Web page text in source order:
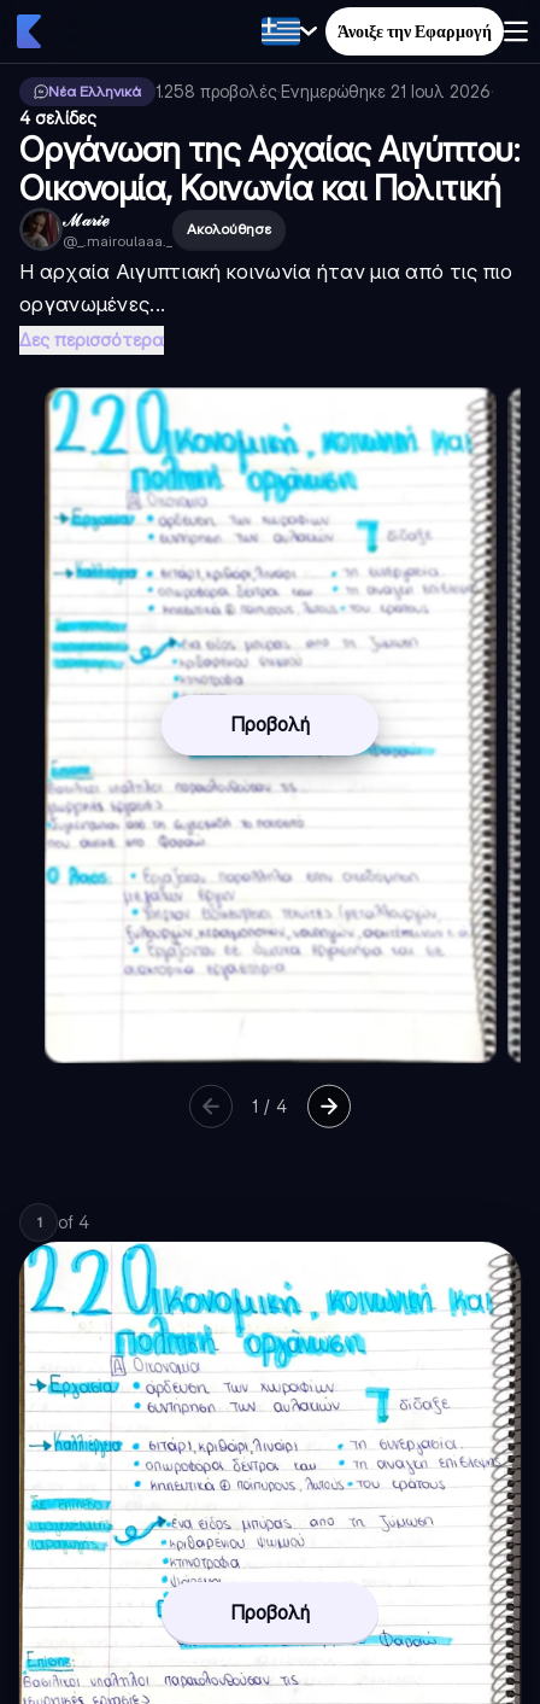
Άνοιξε την Εφαρμογή
Νέα Ελληνικά 1.258 προβολές·Ενημερώθηκε 21 Ιουλ 2026·
4 σελίδες
Οργάνωση της Αρχαίας Αιγύπτου:
Οικονομία, Κοινωνία και Πολιτική
ℳ𝒶𝓇𝒾ℯ
@ _.mairoulaaa._
Ακολούθησε
Η αρχαία Αιγυπτιακή κοινωνία ήταν μια από τις πιο
οργανωμένες...
Δες περισσότερα
Προβολή
1 /4
1 of 4
Προβολή